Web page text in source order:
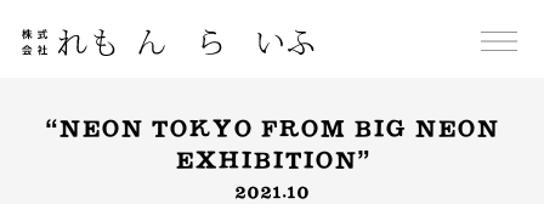
content
“NEON TOKYO FROM BIG NEON
EXHIBITION”
2021.10